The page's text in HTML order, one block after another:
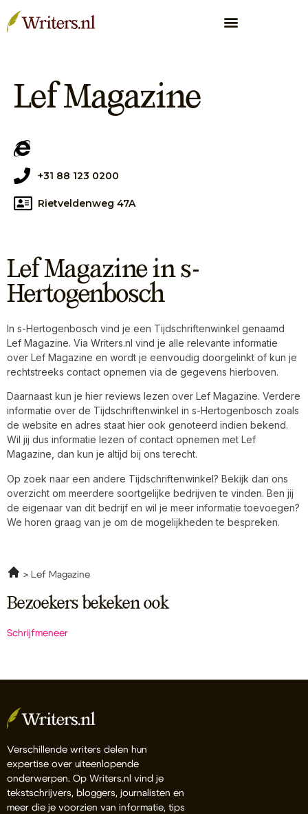
Lef Magazine
+31 88 123 0200
Rietveldenweg 47A
Lef Magazine in s-
Hertogenbosch
In s-Hertogenbosch vind je een Tijdschriftenwinkel genaamd
Lef Magazine. Via Writers.nl vind je alle relevante informatie
over Lef Magazine en wordt je eenvoudig doorgelinkt of kun je
rechtstreeks contact opnemen via de gegevens hierboven.
Daarnaast kun je hier reviews lezen over Lef Magazine. Verdere
informatie over de Tijdschriftenwinkel in s-Hertogenbosch zoals
de website en adres staat hier ook genoteerd indien bekend.
Wil jij dus informatie lezen of contact opnemen met Lef
Magazine, dan kun je altijd bij ons terecht.
Op zoek naar een andere Tijdschriftenwinkel? Bekijk dan ons
overzicht om meerdere soortgelijke bedrijven te vinden. Ben jij
de eigenaar van dit bedrijf en wil je meer informatie toevoegen?
We horen graag van je om de mogelijkheden te bespreken.
Lef Magazine
Bezoekers bekeken ook
Schrijfmeneer
Verschillende writers delen hun
expertise over uiteenlopende
onderwerpen. Op Writers.nl vind je
tekstschrijvers, bloggers, journalisten en
meer die je voorzien van informatie, tips